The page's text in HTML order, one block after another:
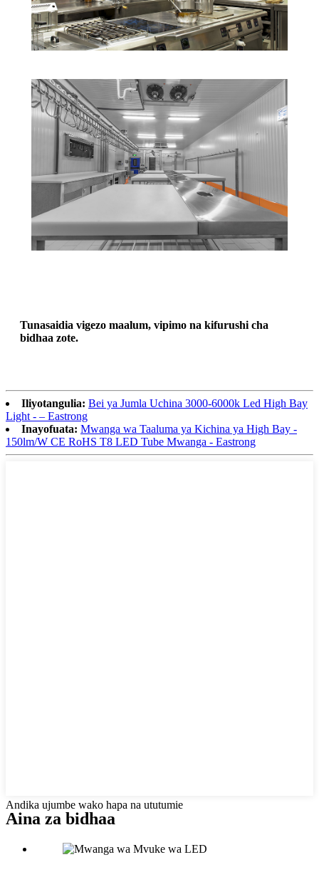
Tunasaidia vigezo maalum, vipimo na kifurushi cha
bidhaa zote.
Iliyotangulia: Bei ya Jumla Uchina 3000-6000k Led High Bay
Light - – Eastrong
Inayofuata: Mwanga wa Taaluma ya Kichina ya High Bay -
150lm/W CE RoHS T8 LED Tube Mwanga - Eastrong
Andika ujumbe wako hapa na ututumie
Aina za bidhaa